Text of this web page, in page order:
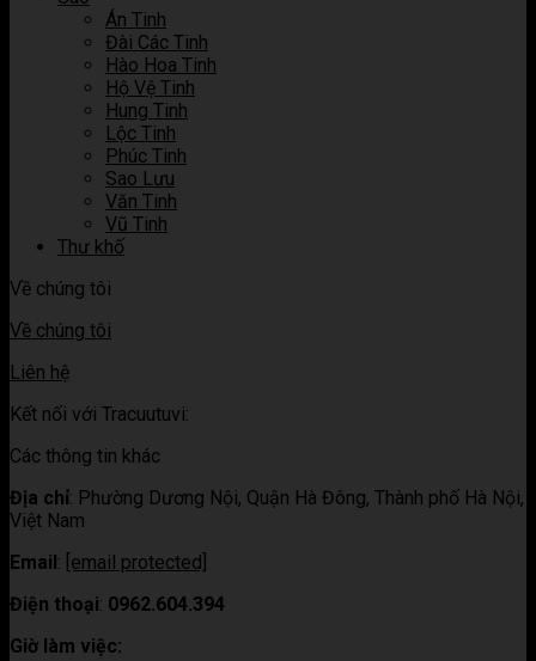
Án Tinh
Đài Các Tinh
Hào Hoa Tinh
Hộ Vệ Tinh
Hung Tinh
Lộc Tinh
Phúc Tinh
Sao Lưu
Văn Tinh
Vũ Tinh
Thư khố
Về chúng tôi
Về chúng tôi
Liên hệ
Kết nối với Tracuutuvi:
Các thông tin khác
Địa chỉ: Phường Dương Nội, Quận Hà Đông, Thành phố Hà Nội,
Việt Nam
Email: [email protected]
Điện thoại: 0962.604.394
Giờ làm việc: